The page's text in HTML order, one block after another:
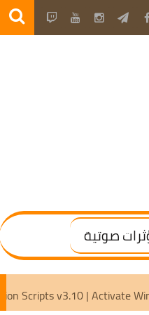
صوتية
Microsoft Activation Scripts